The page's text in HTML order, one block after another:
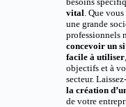
vital. Que
une grande
professionnels
concevoir un
facile à utiliser
objectifs et à
secteur.
la création
de votre